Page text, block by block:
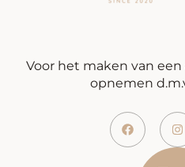
Voor het maken van
opnemen